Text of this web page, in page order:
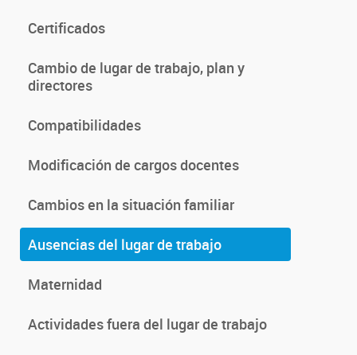
Certificados
Cambio de lugar de trabajo, plan y
directores
Compatibilidades
Modificación de cargos docentes
Cambios en la situación familiar
Ausencias del lugar de trabajo
Maternidad
Actividades fuera del lugar de trabajo